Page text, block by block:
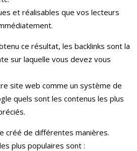
et réalisables que vos lecteurs
ce résultat, les backlinks sont la
sur laquelle vous devez vous
site web comme un système de
quels sont les contenus les plus
créé de différentes manières.
plus populaires sont :